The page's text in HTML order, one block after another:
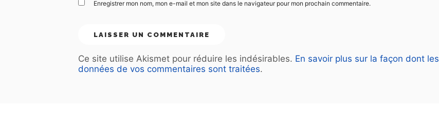
Enregistrer mon nom, mon e-mail et mon site dans le navigateur pour mon prochain commentaire.
Ce site utilise Akismet pour réduire les indésirables. En savoir plus sur la façon dont les
données de vos commentaires sont traitées.